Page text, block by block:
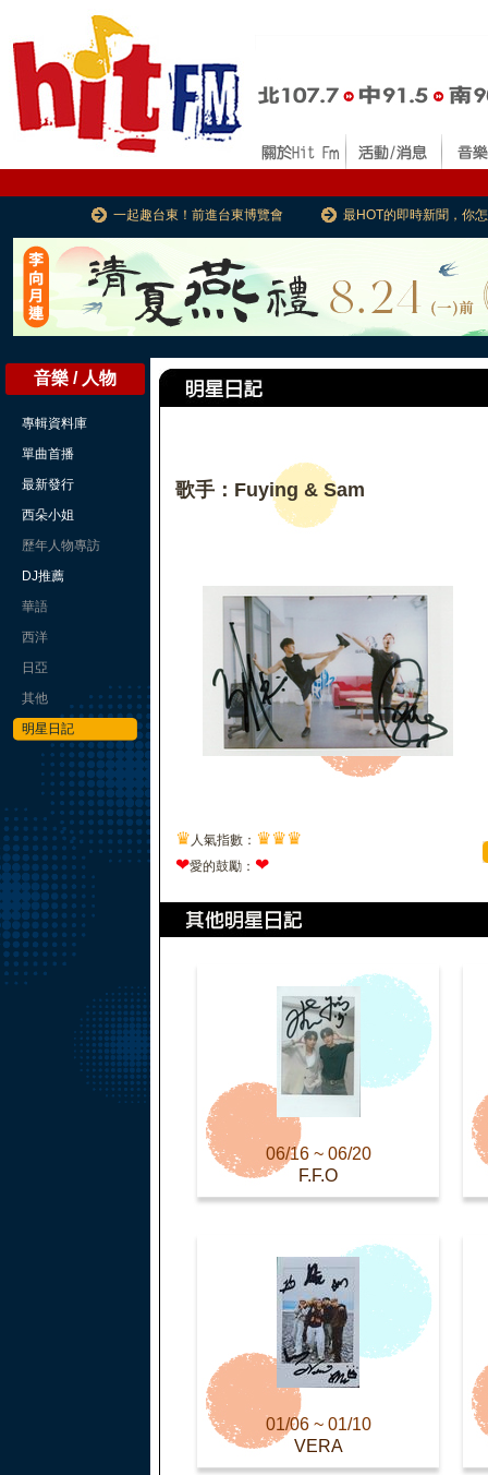
一起趣台東！前進台東博覽會 最HOT的即時新聞，你
音樂 / 人物
專輯資料庫
單曲首播
最新發行
西朵小姐
歷年人物專訪
DJ推薦
華語
西洋
日亞
其他
明星日記
歌手：Fuying & Sam
♛ 人氣指數： ♛♛♛
❤愛的鼓勵： ❤
06/16 ~ 06/20
F.F.O
01/06 ~ 01/10
VERA